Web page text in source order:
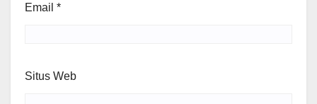
Email *
Situs Web